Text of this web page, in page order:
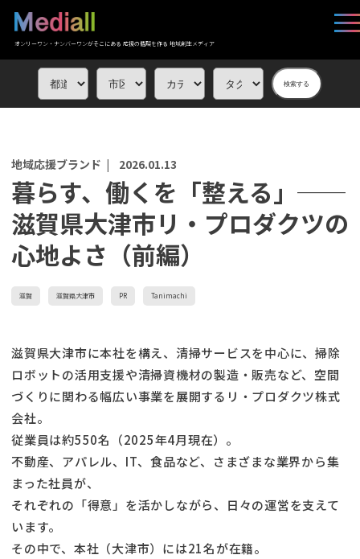
オンリーワン・ナンバーワンがそこにある 応援の循環を作る 地域創生メディア
検索する
地域応援ブランド | 2026.01.13
暮らす、働くを「整える」──
滋賀県大津市リ・プロダクツの
心地よさ（前編）
滋賀 滋賀県大津市 PR Tanimachi
滋賀県大津市に本社を構え、清掃サービスを中心に、掃除
ロボットの活用支援や清掃資機材の製造・販売など、空間
づくりに関わる幅広い事業を展開するリ・プロダクツ株式
会社。
従業員は約550名（2025年4月現在）。
不動産、アパレル、IT、食品など、さまざまな業界から集
まった社員が、
それぞれの「得意」を活かしながら、日々の運営を支えて
います。
その中で、本社（大津市）には21名が在籍。